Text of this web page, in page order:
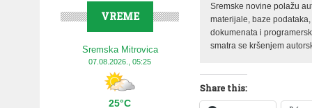
VREME
Sremska Mitrovica
07.08.2026., 05:25
25°C
Sremske novine polažu
materijale, baze
dokumenata i
smatra se kršenjem
Share this: